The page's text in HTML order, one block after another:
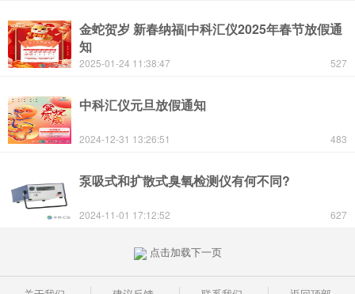
金蛇贺岁 新春纳福|中科汇仪2025年春节放假通
知
527
2025-01-24 11:38:47
中科汇仪元旦放假通知
483
2024-12-31 13:26:51
泵吸式和扩散式臭氧检测仪有何不同?
627
2024-11-01 17:12:52
点击加载下一页